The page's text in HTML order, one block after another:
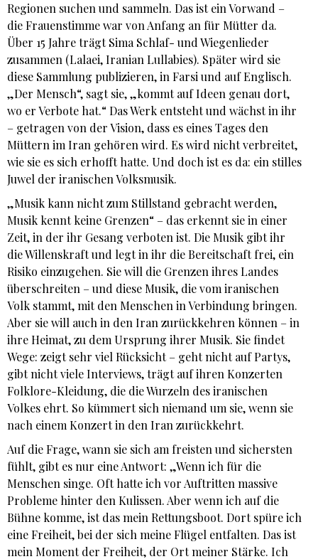
Regionen suchen und sammeln. Das ist ein Vorwand –
die Frauenstimme war von Anfang an für Mütter da.
Über 15 Jahre trägt Sima Schlaf- und Wiegenlieder
zusammen (Lalaei, Iranian Lullabies). Später wird sie
diese Sammlung publizieren, in Farsi und auf Englisch.
„Der Mensch“, sagt sie, „kommt auf Ideen genau dort,
wo er Verbote hat.“ Das Werk entsteht und wächst in ihr
– getragen von der Vision, dass es eines Tages den
Müttern im Iran gehören wird. Es wird nicht verbreitet,
wie sie es sich erhofft hatte. Und doch ist es da: ein stilles
Juwel der iranischen Volksmusik.
„Musik kann nicht zum Stillstand gebracht werden,
Musik kennt keine Grenzen“ – das erkennt sie in einer
Zeit, in der ihr Gesang verboten ist. Die Musik gibt ihr
die Willenskraft und legt in ihr die Bereitschaft frei, ein
Risiko einzugehen. Sie will die Grenzen ihres Landes
überschreiten – und diese Musik, die vom iranischen
Volk stammt, mit den Menschen in Verbindung bringen.
Aber sie will auch in den Iran zurückkehren können – in
ihre Heimat, zu dem Ursprung ihrer Musik. Sie findet
Wege: zeigt sehr viel Rücksicht – geht nicht auf Partys,
gibt nicht viele Interviews, trägt auf ihren Konzerten
Folklore-Kleidung, die die Wurzeln des iranischen
Volkes ehrt. So kümmert sich niemand um sie, wenn sie
nach einem Konzert in den Iran zurückkehrt.
Auf die Frage, wann sie sich am freisten und sichersten
fühlt, gibt es nur eine Antwort: „Wenn ich für die
Menschen singe. Oft hatte ich vor Auftritten massive
Probleme hinter den Kulissen. Aber wenn ich auf die
Bühne komme, ist das mein Rettungsboot. Dort spüre ich
eine Freiheit, bei der sich meine Flügel entfalten. Das ist
mein Moment der Freiheit, der Ort meiner Stärke. Ich